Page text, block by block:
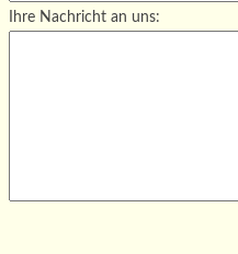
Ihre Nachricht an uns: